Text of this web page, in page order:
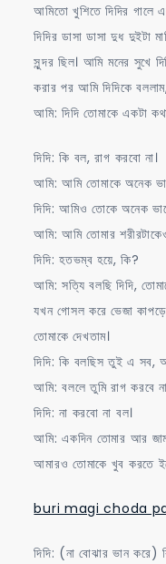
আমিতো খুশিতে দিদির গালে
দিদির ডাসা ডাসা দুধ দুইটা
সুন্দর ছিল। আমি মনের সুখে
করার পর আমি দিদিকে
আমি: দিদি তোমাকে একটা
দিদি: কি বল, রাগ করবো না।
আমি: আমি তোমাকে অনেক
দিদি: আমিও তোকে অনেক
আমি: আমি তোমার
দিদি: হতভম্ব হয়ে, কি?
আমি: সত্যি বলছি দিদি,
যখন গোসল করে ভেজা
তোমাকে দেখতাম।
দিদি: কি বলছিস তুই এ সব,
আমি: বললে তুমি রাগ করবে
দিদি: না করবো না বল।
আমি: একদিন তোমার আর
আমারও তোমাকে খুব করতে
buri magi choda
দিদি: (না বোঝার ভান